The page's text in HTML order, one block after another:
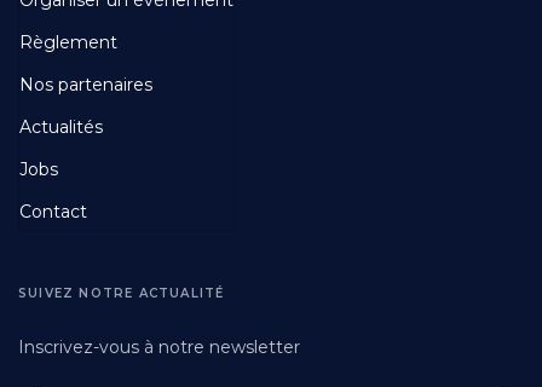
Fourth
Règlement
Nos partenaires
Actualités
Jobs
Contact
SUIVEZ NOTRE ACTUALITÉ
Inscrivez-vous à notre newsletter